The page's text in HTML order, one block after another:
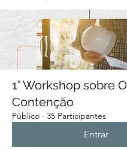
1° Workshop sobre
Contenção
Público · 35 Participantes
Entrar